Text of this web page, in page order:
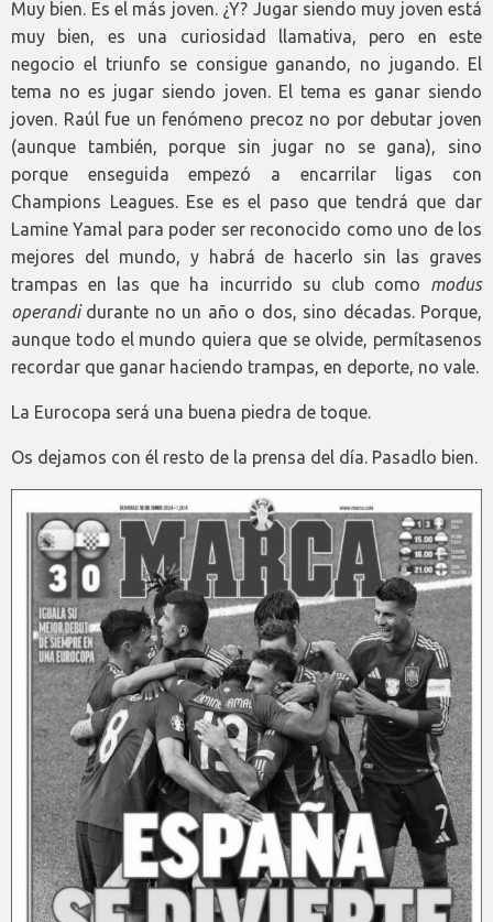
Muy bien. Es el más joven. ¿Y? Jugar siendo muy joven está
muy bien, es una curiosidad llamativa, pero en este
negocio el triunfo se consigue ganando, no jugando. El
tema no es jugar siendo joven. El tema es ganar siendo
joven. Raúl fue un fenómeno precoz no por debutar joven
(aunque también, porque sin jugar no se gana), sino
porque enseguida empezó a encarrilar ligas con
Champions Leagues. Ese es el paso que tendrá que dar
Lamine Yamal para poder ser reconocido como uno de los
mejores del mundo, y habrá de hacerlo sin las graves
trampas en las que ha incurrido su club como modus
operandidurante no un año o dos, sino décadas. Porque,
aunque todo el mundo quiera que se olvide, permítasenos
recordar que ganar haciendo trampas, en deporte, no vale.
La Eurocopa será una buena piedra de toque.
Os dejamos con él resto de la prensa del día. Pasadlo bien.